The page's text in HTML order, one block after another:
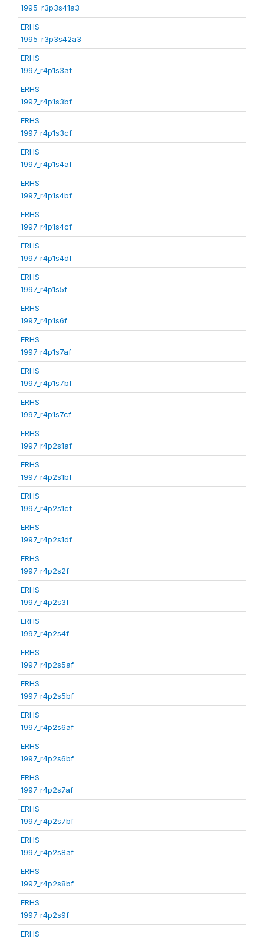
1995_r3p3s41a3
ERHS
1995_r3p3s42a3
ERHS
1997_r4p1s3af
ERHS
1997_r4p1s3bf
ERHS
1997_r4p1s3cf
ERHS
1997_r4p1s4af
ERHS
1997_r4p1s4bf
ERHS
1997_r4p1s4cf
ERHS
1997_r4p1s4df
ERHS
1997_r4p1s5f
ERHS
1997_r4p1s6f
ERHS
1997_r4p1s7af
ERHS
1997_r4p1s7bf
ERHS
1997_r4p1s7cf
ERHS
1997_r4p2s1af
ERHS
1997_r4p2s1bf
ERHS
1997_r4p2s1cf
ERHS
1997_r4p2s1df
ERHS
1997_r4p2s2f
ERHS
1997_r4p2s3f
ERHS
1997_r4p2s4f
ERHS
1997_r4p2s5af
ERHS
1997_r4p2s5bf
ERHS
1997_r4p2s6af
ERHS
1997_r4p2s6bf
ERHS
1997_r4p2s7af
ERHS
1997_r4p2s7bf
ERHS
1997_r4p2s8af
ERHS
1997_r4p2s8bf
ERHS
1997_r4p2s9f
ERHS